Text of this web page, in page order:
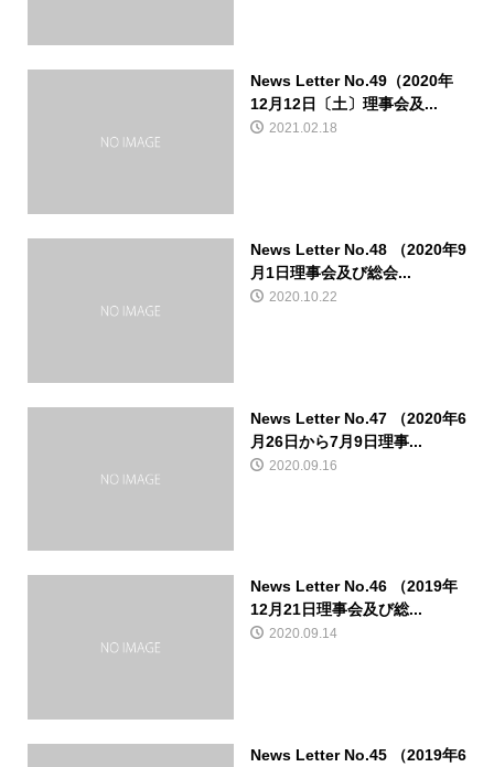
News Letter No.49（2020年
12月12日〔土〕理事会及...
2021.02.18
News Letter No.48 （2020年9
月1日理事会及び総会...
2020.10.22
News Letter No.47 （2020年6
月26日から7月9日理事...
2020.09.16
News Letter No.46 （2019年
12月21日理事会及び総...
2020.09.14
News Letter No.45 （2019年6